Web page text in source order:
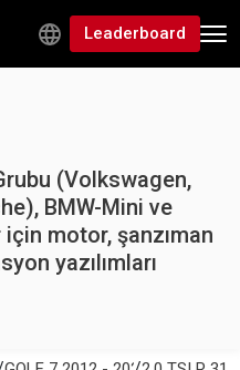
Leaderboard
(Volkswagen,
BMW-Mini ve
motor, şanzıman
yazılımları